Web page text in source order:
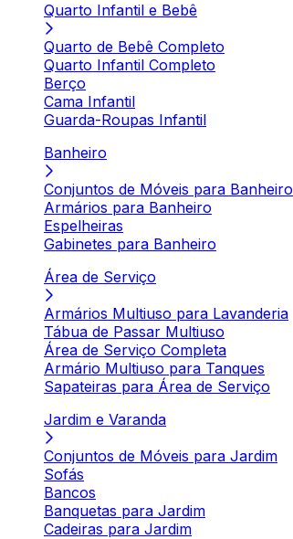
Quarto Infantil e Bebê
Quarto de Bebê Completo
Quarto Infantil Completo
Berço
Cama Infantil
Guarda-Roupas Infantil
Banheiro
Conjuntos de Móveis para Banheiro
Armários para Banheiro
Espelheiras
Gabinetes para Banheiro
Área de Serviço
Armários Multiuso para Lavanderia
Tábua de Passar Multiuso
Área de Serviço Completa
Armário Multiuso para Tanques
Sapateiras para Área de Serviço
Jardim e Varanda
Conjuntos de Móveis para Jardim
Sofás
Bancos
Banquetas para Jardim
Cadeiras para Jardim